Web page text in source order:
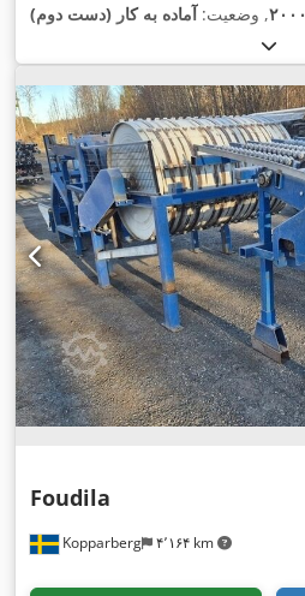
۲۰۰۰, وضعیت:آماده به کار (دست دوم)
Kopparberg ۴٬۱۶۴ km
Foudila